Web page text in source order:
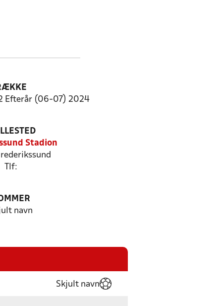
Efterår (06-07) 2024
Stadion
Tlf:
navn
Skjult navn